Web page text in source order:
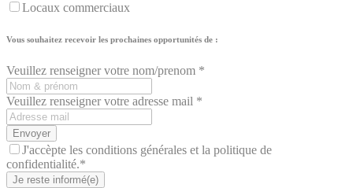
Locaux commerciaux
Vous souhaitez recevoir les prochaines opportunités de :
Veuillez renseigner votre nom/prenom *
Veuillez renseigner votre adresse mail *
Envoyer
J'accèpte les conditions générales et la politique de
confidentialité.*
Je reste informé(e)